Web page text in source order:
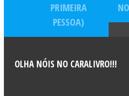
PRIMEIRA
PESSOA)
OLHA NÓIS NO CARALIVRO!!!